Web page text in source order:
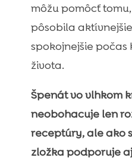
môžu pomôcť
pôsobila
spokojnejšie
života.
Špenát vo vlhkom
neobohacuje len
receptúry, ale ako
zložka podporuje